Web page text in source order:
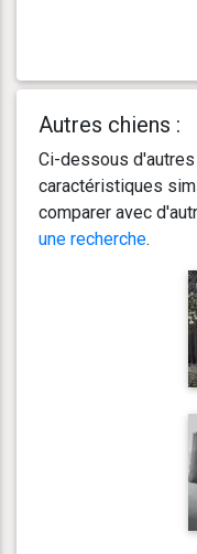
Autres chiens :
Ci-dessous
caractéristiques
comparer avec
une recherche.